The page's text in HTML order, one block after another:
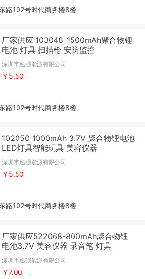
路102号时代商务楼8楼
厂家供应 103048-1500mAh聚合物锂
电池 灯具 扫描枪 安防监控
深圳市逸强能源有限公司
￥5.50
路102号时代商务楼8楼
102050 1000mAh 3.7V 聚合物锂电池
LED灯具智能玩具 美容仪器
深圳市逸强能源有限公司
￥5.50
路102号时代商务楼8楼
厂家供应522068-800mAh聚合物锂
电池3.7V 美容仪器 录音笔 灯具
深圳市逸强能源有限公司
￥7.00